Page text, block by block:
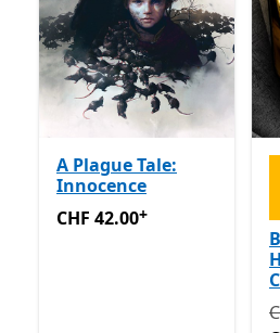
A Plague Tale:
Innocence
CHF 42.00Avec des achats
CHF 42.00+